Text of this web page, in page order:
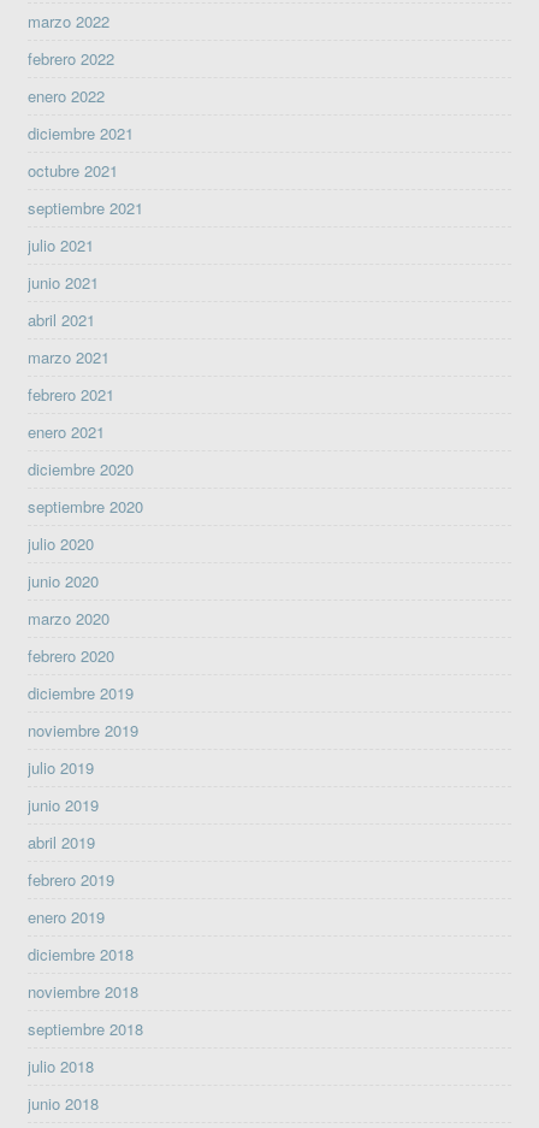
marzo 2022
febrero 2022
enero 2022
diciembre 2021
octubre 2021
septiembre 2021
julio 2021
junio 2021
abril 2021
marzo 2021
febrero 2021
enero 2021
diciembre 2020
septiembre 2020
julio 2020
junio 2020
marzo 2020
febrero 2020
diciembre 2019
noviembre 2019
julio 2019
junio 2019
abril 2019
febrero 2019
enero 2019
diciembre 2018
noviembre 2018
septiembre 2018
julio 2018
junio 2018